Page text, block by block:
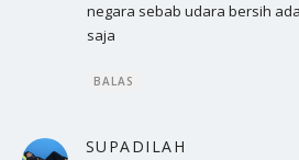
negara sebab udara bersih
saja
BALAS
SUPADILAH